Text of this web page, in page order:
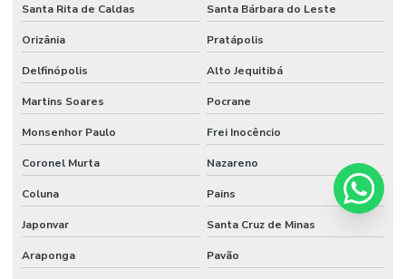
Santa Rita de Caldas Santa Bárbara do Leste
Orizânia Pratápolis
Delfinópolis Alto Jequitibá
Martins Soares Pocrane
Monsenhor Paulo Frei Inocêncio
Coronel Murta Nazareno
Coluna Pains
Japonvar Santa Cruz de Minas
Araponga Pavão